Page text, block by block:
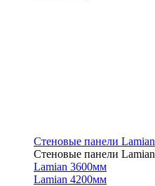
Стеновые панели Lamian
Стеновые панели Lamian
Lamian 3600мм
Lamian 4200мм